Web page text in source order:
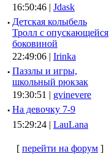
16:50:46 | Jdask
· Детская колыбель
Тролл с опускающейся
боковиной
22:49:06 | Irinka
· Паззлы и игры,
школьный рюкзак
19:30:51 | gvinevere
· Hа девочку 7-9
15:29:24 | LauLana
[ перейти на форум ]